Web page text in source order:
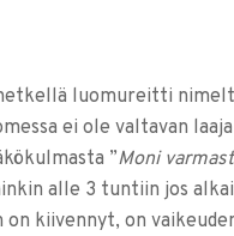
luomureitti
ei ole valtavan
”Moni
alle 3 tuntiin jos
kiivennyt, on